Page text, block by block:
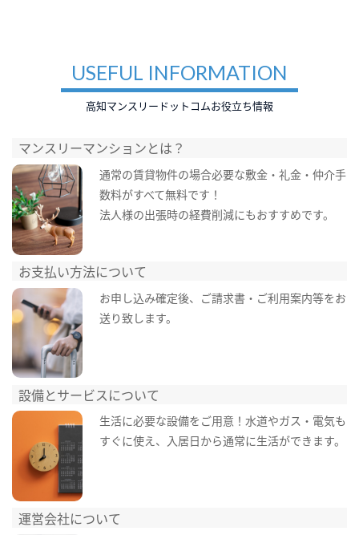
USEFUL INFORMATION
高知マンスリードットコムお役立ち情報
マンスリーマンションとは？
通常の賃貸物件の場合必要な敷金・礼金・仲介手
数料がすべて無料です！
法人様の出張時の経費削減にもおすすめです。
お支払い方法について
お申し込み確定後、ご請求書・ご利用案内等をお
送り致します。
設備とサービスについて
生活に必要な設備をご用意！水道やガス・電気も
すぐに使え、入居日から通常に生活ができます。
運営会社について